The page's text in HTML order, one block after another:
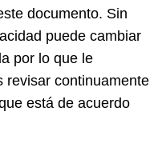
documento. Sin
puede cambiar
por lo que le
revisar continuamente
está de acuerdo